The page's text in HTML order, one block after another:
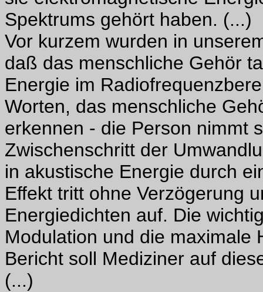
Spektrums gehört haben. (...)
Vor kurzem wurden in
daß das menschliche Gehör
Energie im
Worten, das menschliche
erkennen - die Person nimmt
Zwischenschritt der
in akustische Energie durch
Effekt tritt ohne Verzögerung
Energiedichten auf. Die
Modulation und die maximale
Bericht soll Mediziner auf
(...)